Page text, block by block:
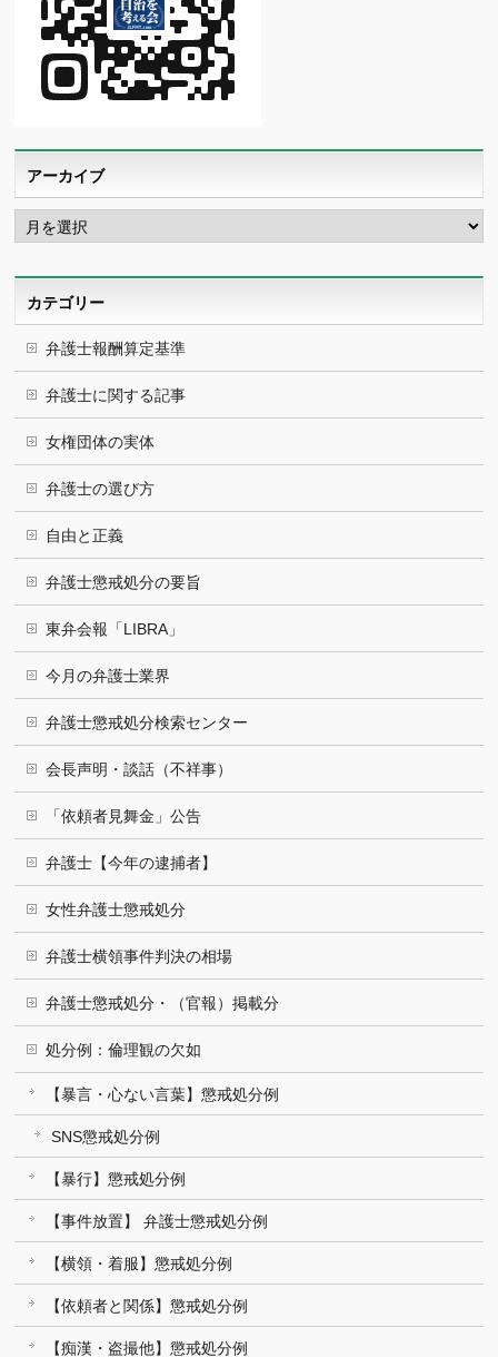
アーカイブ
ア
ー
カ
カテゴリー
弁護士報酬算定基準
弁護士に関する記事
女権団体の実体
弁護士の選び方
自由と正義
弁護士懲戒処分の要旨
東弁会報「LIBRA」
今月の弁護士業界
弁護士懲戒処分検索センター
会長声明・談話（不祥事）
「依頼者見舞金」公告
弁護士【今年の逮捕者】
女性弁護士懲戒処分
弁護士横領事件判決の相場
弁護士懲戒処分・（官報）掲載分
処分例：倫理観の欠如
【暴言・心ない言葉】懲戒処分例
SNS懲戒処分例
【暴行】懲戒処分例
【事件放置】 弁護士懲戒処分例
【横領・着服】懲戒処分例
【依頼者と関係】懲戒処分例
【痴漢・盗撮他】懲戒処分例